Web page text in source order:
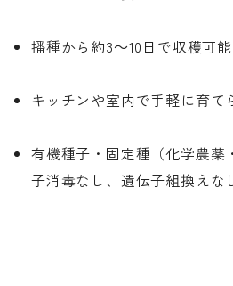
播種から約3～10日で収穫可
キッチンや室内で手軽に育て
有機種子・固定種（化学農薬
子消毒なし、遺伝子組換えな